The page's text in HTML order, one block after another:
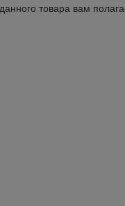
товара вам